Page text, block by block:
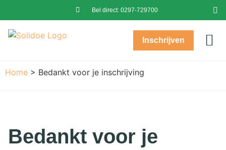
Bel direct: 0297-729700
Inschrijven
Home > Bedankt voor je inschrijving
Bedankt voor je